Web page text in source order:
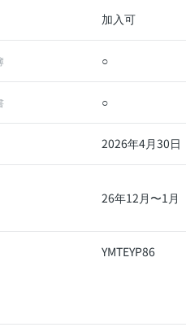
加入可
○
○
2026年4月30日
26年12月〜1月
YMTEYP86